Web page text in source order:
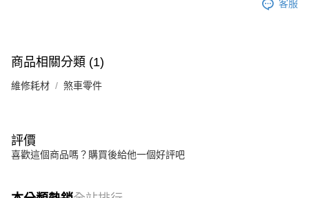
客服
商品相關分類 (1)
維修耗材 煞車零件
評價
喜歡這個商品嗎？購買後給他一個好評吧